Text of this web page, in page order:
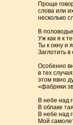
Проще
слова или
несколько
В
Уж как я к
Ты к окну и
Заглотить
Особенно
в тех
этом явно
«фабрики
В небе над
В облаке тая
В небе над
Мой